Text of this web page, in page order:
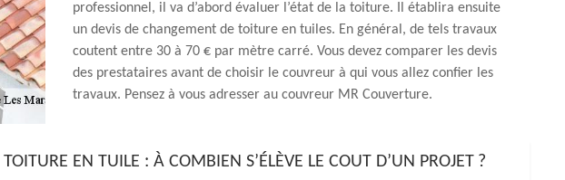
professionnel, il va d’abord évaluer l’état de la toiture. Il établira ensuite
un devis de changement de toiture en tuiles. En général, de tels travaux
coutent entre 30 à 70 € par mètre carré. Vous devez comparer les devis
des prestataires avant de choisir le couvreur à qui vous allez confier les
travaux. Pensez à vous adresser au couvreur MR Couverture.
EN TUILE : À COMBIEN S’ÉLÈVE LE COUT D’UN PROJET ?